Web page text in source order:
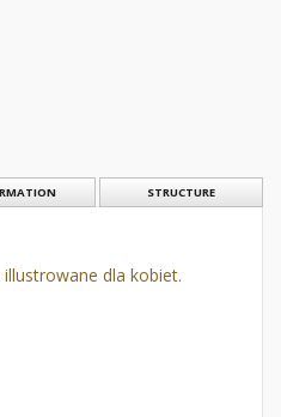
STRUCTURE
dla kobiet.